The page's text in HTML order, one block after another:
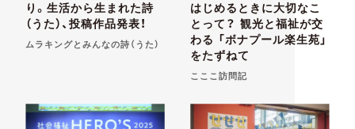
り。生活から生まれた詩
（うた）、投稿作品発表！
ムラキングとみんなの詩（うた）
はじめるときに大切なこ
とって？ 観光と福祉が交
わる 「ボナプール楽生苑」
をたずねて
こここ訪問記